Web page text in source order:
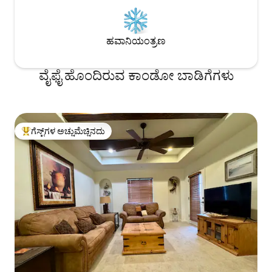
ಹವಾನಿಯಂತ್ರಣ
ವೈಫೈ ಹೊಂದಿರುವ ಕಾಂಡೋ ಬಾಡಿಗೆಗಳು
ಗೆಸ್ಟ್‌ಗಳಿಗೆ ಅತಿ ಹೆಚ್ಚು ಅಚ್ಚುಮೆಚ್ಚಿನದು
ಗೆಸ್ಟ್‌ಗಳ ಅಚ್ಚುಮೆಚ್ಚಿನದು